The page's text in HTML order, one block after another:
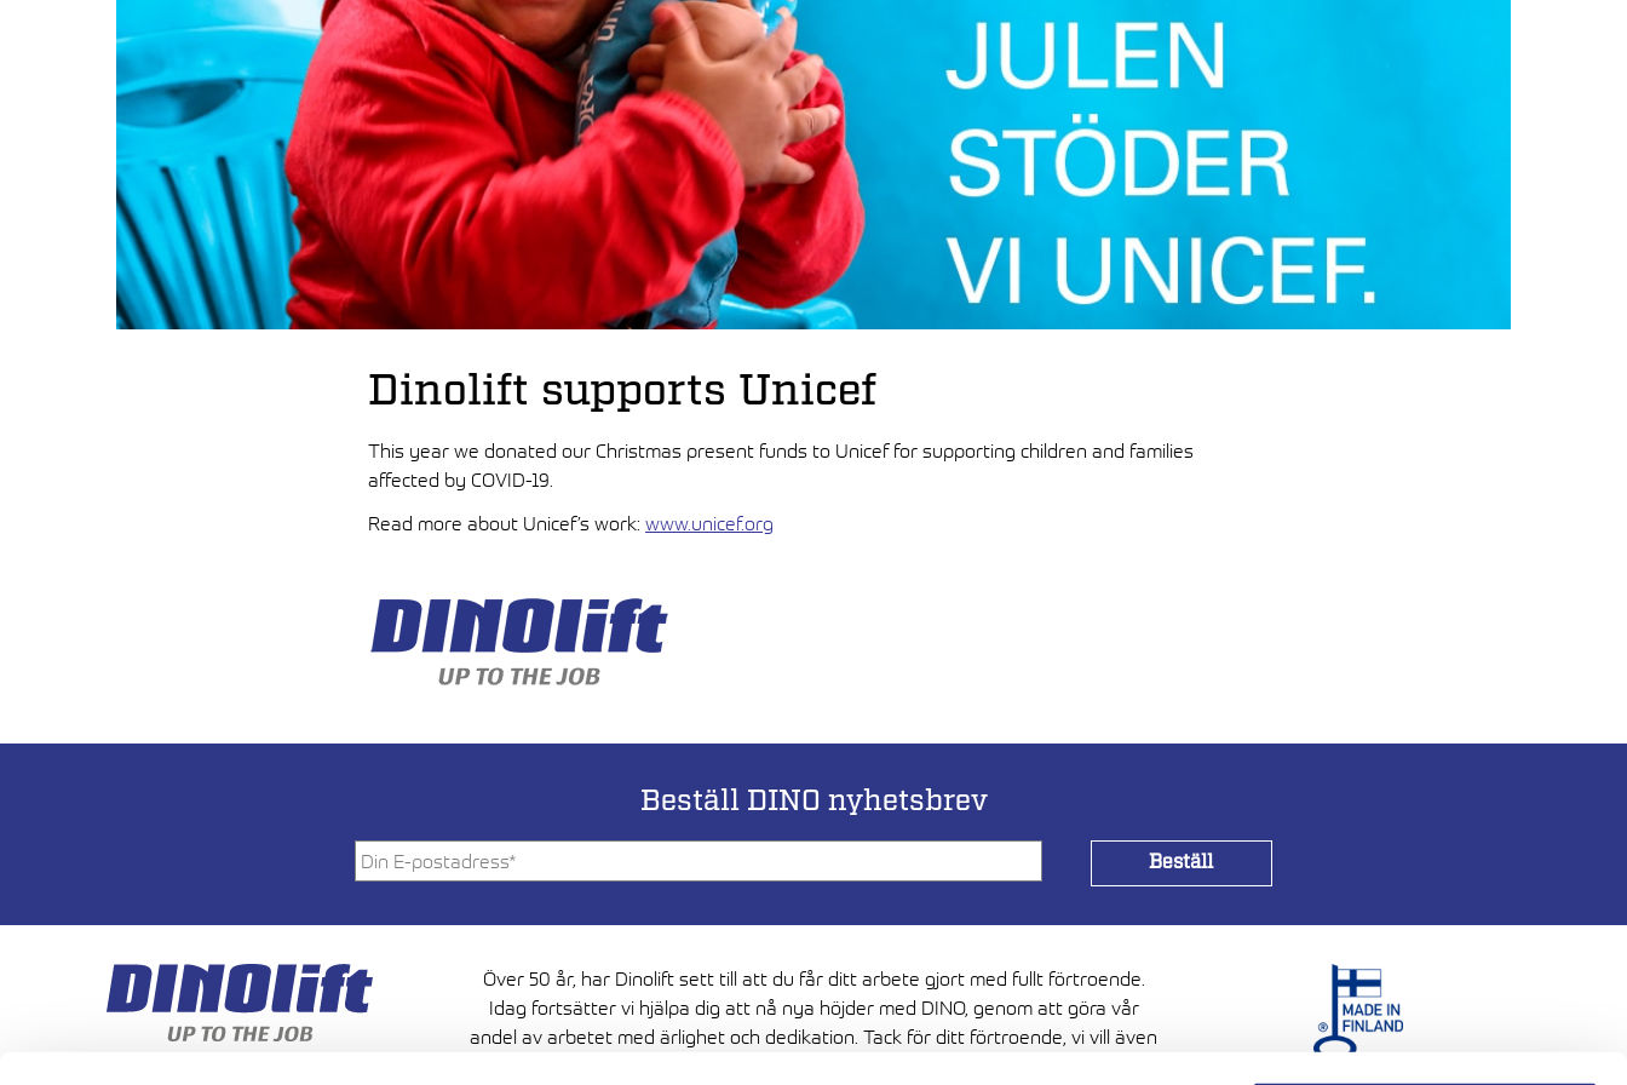
Dinolift supports Unicef
This year we donated our Christmas present funds to Unicef for supporting children and families
affected by COVID-19.
Read more about Unicef’s work: www.unicef.org
Beställ DINO nyhetsbrev
Över 50 år, har Dinolift sett till att du får ditt arbete gjort med fullt förtroende.
Idag fortsätter vi hjälpa dig att nå nya höjder med DINO, genom att göra vår
andel av arbetet med ärlighet och dedikation. Tack för ditt förtroende, vi vill även